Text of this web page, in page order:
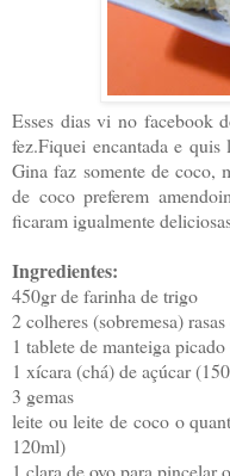
Esses dias vi no facebook
fez.Fiquei encantada e
Gina faz somente de coco,
de coco preferem
ficaram igualmente
Ingredientes:
450gr de farinha de trigo
2 colheres (sobremesa)
1 tablete de manteiga
1 xícara (chá) de açúcar
3 gemas
leite ou leite de coco o
120ml)